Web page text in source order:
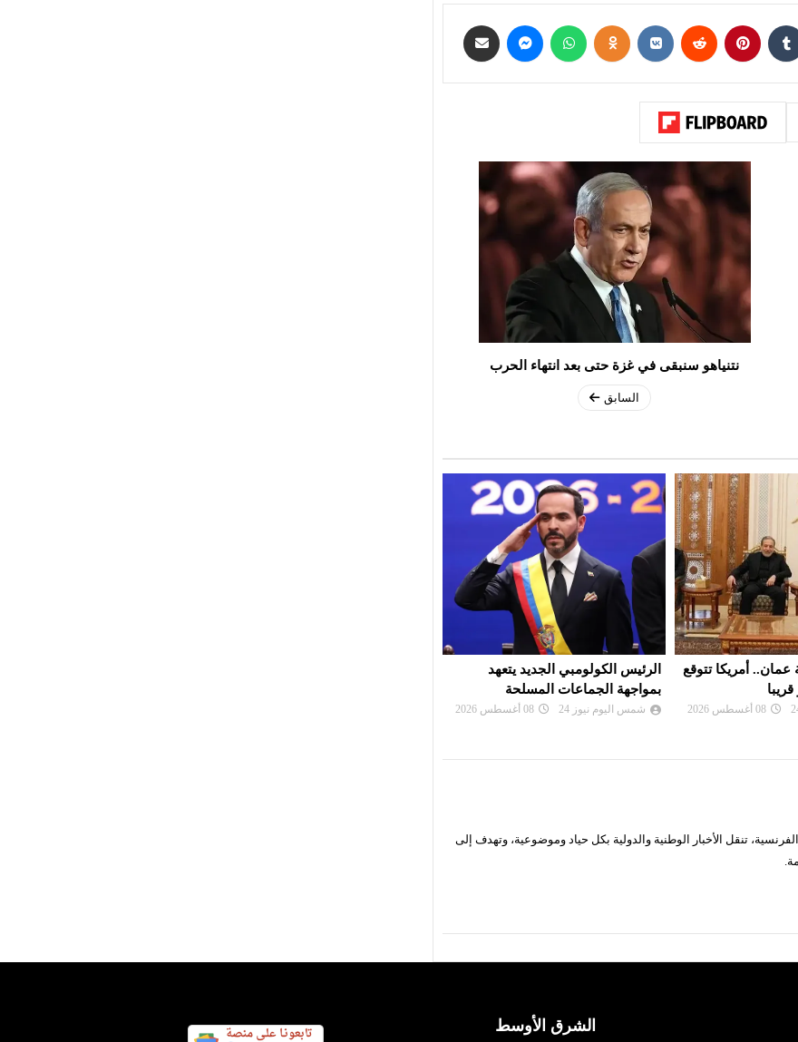
نتنياهو سنبقى في غزة حتى بعد انتهاء الحرب
السابق
الجديد يتعهد
المسلحة
08 أغسطس 2026
غياب كاتس عن اجتماع «الكابينت»
يثير التساؤلات
شمس اليوم نيوز 24 08 أغسطس 2026
تنقل الأخبار الوطنية والدولية بكل حياد وموضوعية، وتهدف إلى
الشرق الأوسط